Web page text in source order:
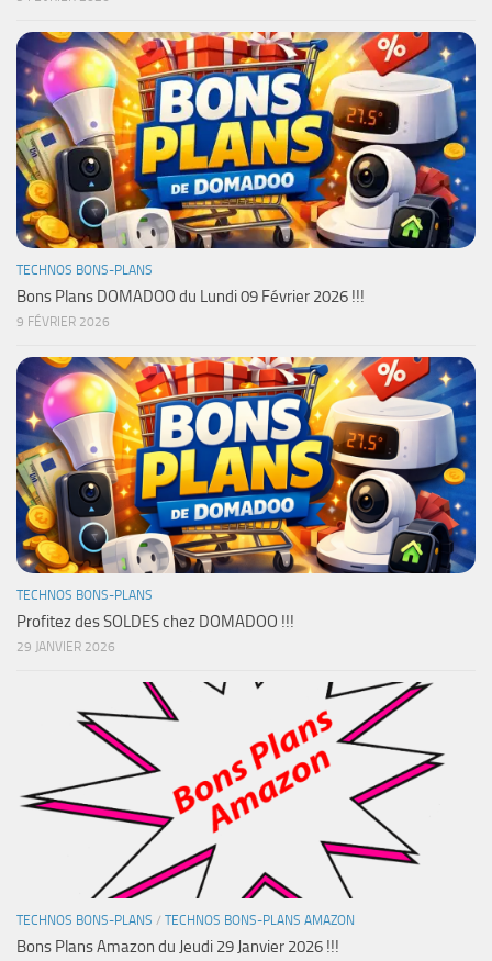
TECHNOS BONS-PLANS
Bons Plans DOMADOO du Lundi 09 Février 2026 !!!
9 FÉVRIER 2026
TECHNOS BONS-PLANS
Profitez des SOLDES chez DOMADOO !!!
29 JANVIER 2026
TECHNOS BONS-PLANS / TECHNOS BONS-PLANS AMAZON
Bons Plans Amazon du Jeudi 29 Janvier 2026 !!!